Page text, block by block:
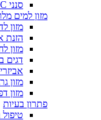
סנני UVC
מזון למים
מזון
הזנת
מזון
דגים
מזון
מזון
פתרון בעיות